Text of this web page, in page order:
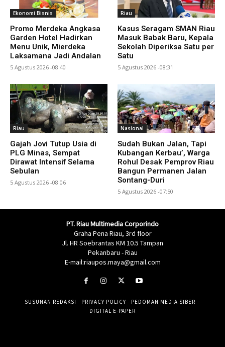
Ekonomi Bisnis
Promo Merdeka Angkasa
Garden Hotel Hadirkan
Menu Unik, Mierdeka
Laksamana Jadi Andalan
5 Agustus 2026 -08:40
Riau
Kasus Seragam SMAN Riau
Masuk Babak Baru, Kepala
Sekolah Diperiksa Satu per
Satu
5 Agustus 2026 -08:31
Riau
Gajah Jovi Tutup Usia di
PLG Minas, Sempat
Dirawat Intensif Selama
Sebulan
5 Agustus 2026 -08:06
Nasional
Sudah Bukan Jalan, Tapi
Kubangan Kerbau’, Warga
Rohul Desak Pemprov Riau
Bangun Permanen Jalan
Sontang-Duri
5 Agustus 2026 -07:50
PT. Riau Multimedia Corporindo
Graha Pena Riau, 3rd floor
Jl. HR Soebrantas KM 10.5 Tampan
Pekanbaru - Riau
E-mail:riaupos.maya@gmail.com
SUSUNAN REDAKSI PRIVACY POLICY
PEDOMAN MEDIA SIBER
DIGITAL E-PAPER